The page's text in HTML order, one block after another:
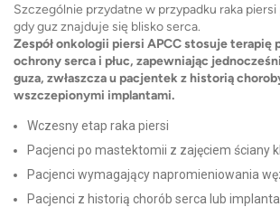
Szczególnie przydatne w przypadku raka
gdy guz znajduje się blisko serca.
Zespół onkologii piersi APCC stosuje terapię
ochrony serca i płuc, zapewniając
guza, zwłaszcza u pacjentek z historią
wszczepionymi implantami.
Wczesny etap raka piersi
Pacjenci po mastektomii z zajęciem ściany
Pacjenci wymagający napromieniowania
Pacjenci z historią chorób serca lub